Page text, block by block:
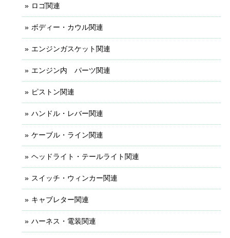
ロゴ関連
ボディー・カウル関連
エンジンガスケット関連
エンジン内 パーツ関連
ピストン関連
ハンドル・レバー関連
ケーブル・ライン関連
ヘッドライト・テールライト関連
スイッチ・ウィンカー関連
キャブレター関連
ハーネス・電装関連